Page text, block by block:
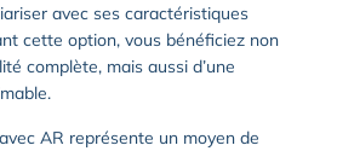
avec ses caractéristiques
cette option, vous bénéficiez non
complète, mais aussi d’une
AR représente un moyen de